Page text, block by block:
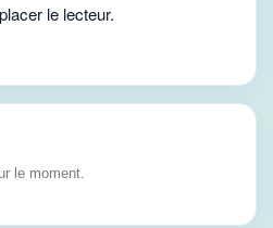
le lecteur.
le moment.